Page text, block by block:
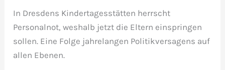
In Dresdens Kindertagesstätten herrscht
Personalnot, weshalb jetzt die Eltern einspringen
sollen. Eine Folge jahrelangen Politikversagens auf
allen Ebenen.